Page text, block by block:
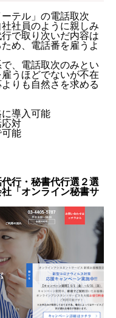
テル」の電話取次
社員のように親しみ
で取り次いだ内容は
め、電話番を雇うよ
、電話取次のみとい
うほどでないが不在
りも自然さを求める
に導入可能
応対
可能
行・秘書代行選２選
「オンライン秘書サ